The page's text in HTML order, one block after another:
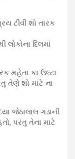
ટીવી શો તારક
લોકોના દિલમાં
મહેતા કા ઉલ્ટા
તેણે શો માટે ના
જેઠાલાલ ગડાની
પરંતુ તેના માટે